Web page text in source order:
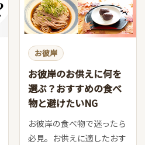
お彼岸
お彼岸のお供えに何を
選ぶ？おすすめの食べ
物と避けたいNG
お彼岸の食べ物で迷ったら
必見。お供えに適したおす